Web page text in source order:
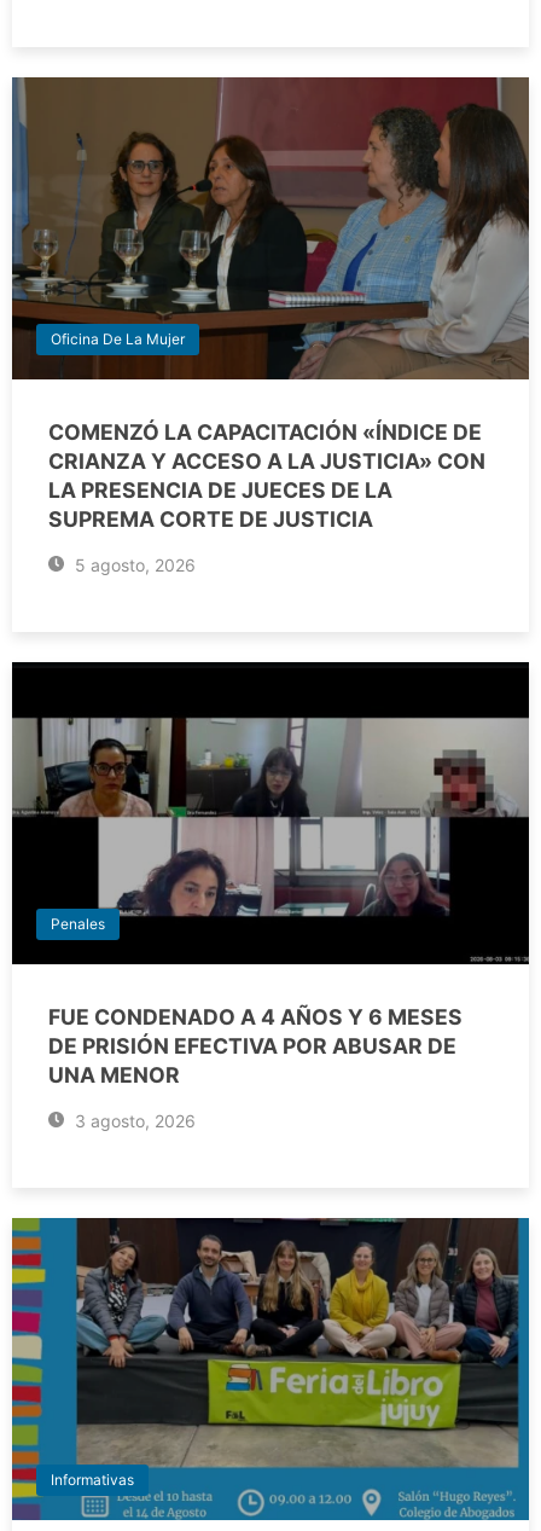
Oficina De La Mujer
COMENZÓ LA CAPACITACIÓN «ÍNDICE DE
CRIANZA Y ACCESO A LA JUSTICIA» CON
LA PRESENCIA DE JUECES DE LA
SUPREMA CORTE DE JUSTICIA
5 agosto, 2026
Penales
FUE CONDENADO A 4 AÑOS Y 6 MESES
DE PRISIÓN EFECTIVA POR ABUSAR DE
UNA MENOR
3 agosto, 2026
Informativas